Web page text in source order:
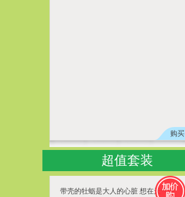
购买
超值套装
带壳的牡蛎是大人的心脏 想在天气好